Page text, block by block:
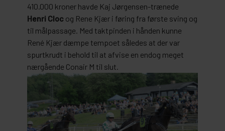
410.000 kroner havde Kaj Jørgensen-trænede
Henri Cloc og Rene Kjær i føring fra første sving og
til målpassage. Med taktpinden i hånden kunne
René Kjær dæmpe tempoet således at der var
spurtkrudt i behold til at afvise en endog meget
nærgående Conair M til slut.